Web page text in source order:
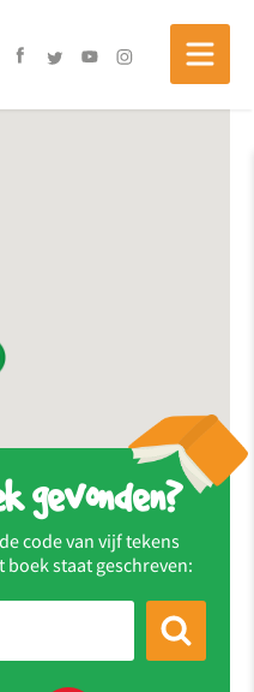
gevonden?
code van vijf tekens
boek staat geschreven: